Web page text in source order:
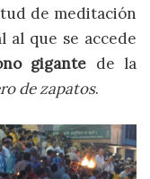
de meditación
al que se accede
gigante de la
de zapatos.